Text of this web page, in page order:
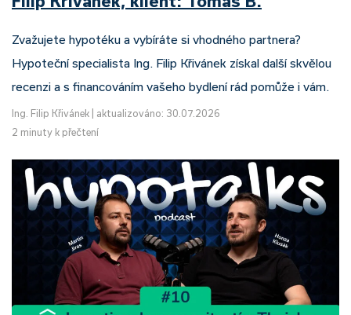
Zvažujete hypotéku a vybíráte si vhodného partnera?
Hypoteční specialista Ing. Filip Křivánek získal další skvělou
recenzi a s financováním vašeho bydlení rád pomůže i vám.
Ing. Filip Křivánek
aktualizováno: 30.07.2026
2 minuty k přečtení